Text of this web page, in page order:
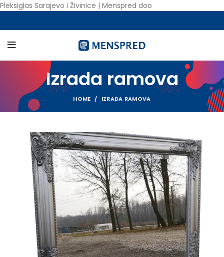
Pleksiglas Sarajevo i Živinice | Menspred doo
Izrada ramova
HOME IZRADA RAMOVA